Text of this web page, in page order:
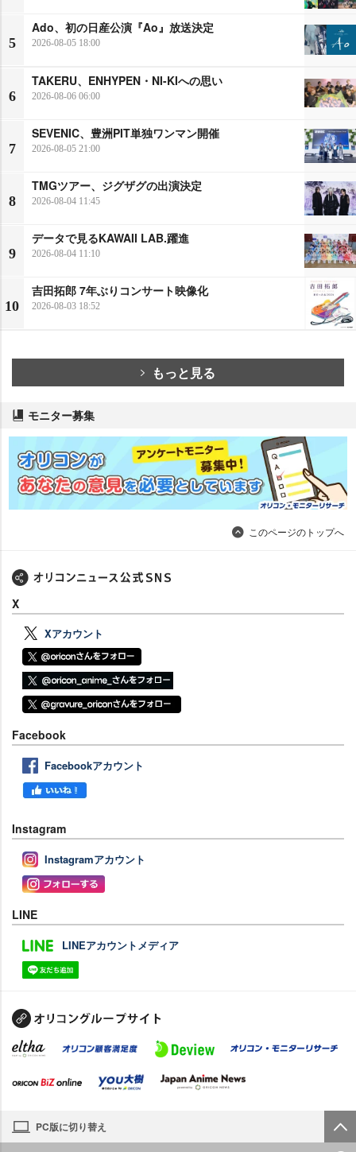
5
Ado、初の日産公演『Ao』放送決定
2026-08-05 18:00
6
TAKERU、ENHYPEN・NI-KIへの思い
2026-08-06 06:00
7
SEVENIC、豊洲PIT単独ワンマン開催
2026-08-05 21:00
8
TMGツアー、ジグザグの出演決定
2026-08-04 11:45
9
データで見るKAWAII LAB.躍進
2026-08-04 11:10
10
吉田拓郎 7年ぶりコンサート映像化
2026-08-03 18:52
もっと見る
モニター募集
このページのトップへ
X
Xアカウント
Facebook
Facebookアカウント
Instagram
Instagramアカウント
LINE
LINEアカウントメディア
PC版に切り替え